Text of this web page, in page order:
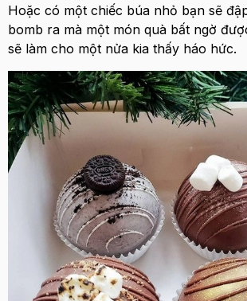
Hoặc có một chiếc búa nhỏ bạn sẽ
bomb ra mà một món quà bất ngờ
sẽ làm cho một nửa kia thấy háo hức.